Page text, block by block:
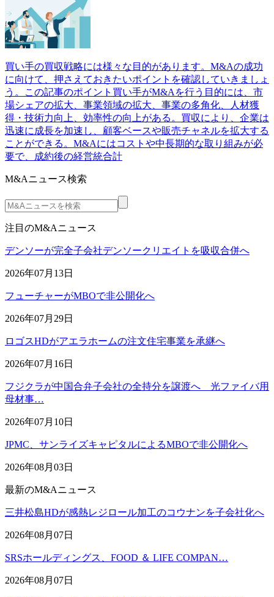
買い手の買収戦略には様々な目的があります。M&Aの成功
に向けて、押さえておきたいポイントを確認していきましょ
う。この記事のポイント買い手がM&Aを行う目的には、市
場シェアの拡大、事業領域の拡大、事業の多角化、人材獲
得・技術力向上、効率性の向上がある。買収により、企業は
迅速に成長を加速し、顧客ベースや販売チャネルを拡大する
ことができる。M&Aにはコストや中長期的な取り組みが必
要で、成約後の経営統合計
M&Aニュース検索
注目のM&Aニュース
デンソーが完全子会社デンソークリエイトを吸収合併へ
2026年07月13日
フューチャーがMBOで非公開化へ
2026年07月29日
ロゴスHDがアエラホームの注文住宅事業を承継へ
2026年07月16日
フジクラが中国合弁子会社の全持分を譲渡へ 光ファイバ用
母材事…
2026年07月10日
JPMC、サンライズキャピタルによるMBOで非公開化へ
2026年08月03日
最新のM&Aニュース
三井松島HDが感熱レジロール加工のコウナンを子会社化へ
2026年08月07日
SRSホールディングス、FOOD ＆ LIFE COMPAN…
2026年08月07日